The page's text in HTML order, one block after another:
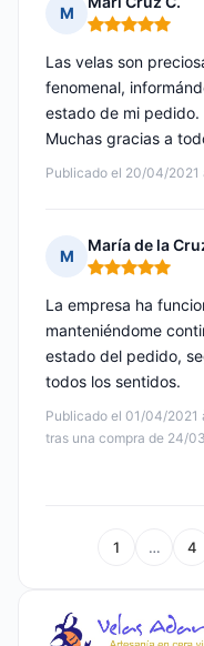
M
Nota: 5 de 5
Publicado el 20/04/2021
Las velas son
fenomenal,
estado de mi
Muchas gracias a
M
María de la
Nota: 5 de 5
Publicado el 01/04/2021
tras una compra de 24/
La empresa ha
manteniéndome
estado del pedido,
todos los sentidos.
1 … 4